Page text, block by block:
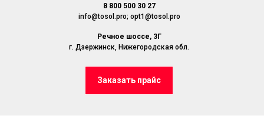
8 800 500 30 27
info@tosol.pro; opt1@tosol.pro
Речное шоссе, 3Г
г. Дзержинск, Нижегородская обл.
Заказать прайс